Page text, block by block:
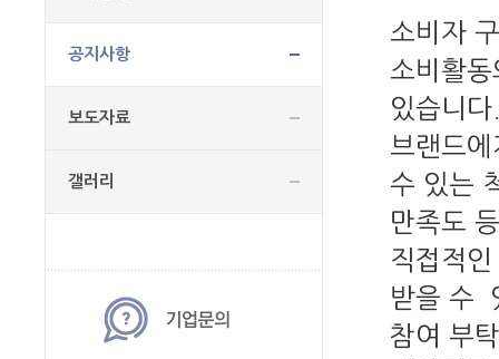
공지사항
보도자료
갤러리
소비자
소비활
있습니
브랜드
수 있는
만족도
직접적
받을 수
참여 부